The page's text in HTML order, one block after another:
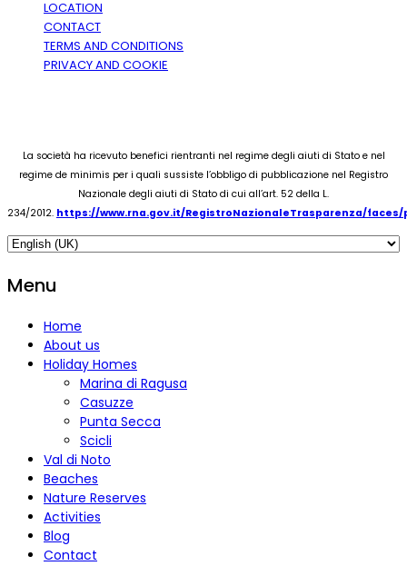
LOCATION
CONTACT
TERMS AND CONDITIONS
PRIVACY AND COOKIE
La società ha ricevuto benefici rientranti nel regime degli aiuti di Stato e nel
regime de minimis per i quali sussiste l’obbligo di pubblicazione nel Registro
Nazionale degli aiuti di Stato di cui all’art. 52 della L.
234/2012. https://www.rna.gov.it/RegistroNazionaleTrasparenza/
Menu
Home
About us
Holiday Homes
Marina di Ragusa
Casuzze
Punta Secca
Scicli
Val di Noto
Beaches
Nature Reserves
Activities
Blog
Contact